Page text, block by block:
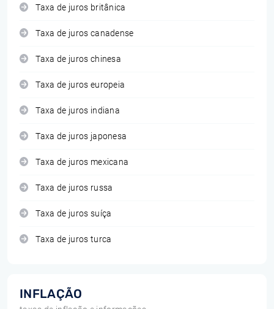
Taxa de juros britânica
Taxa de juros canadense
Taxa de juros chinesa
Taxa de juros europeia
Taxa de juros indiana
Taxa de juros japonesa
Taxa de juros mexicana
Taxa de juros russa
Taxa de juros suíça
Taxa de juros turca
INFLAÇÃO